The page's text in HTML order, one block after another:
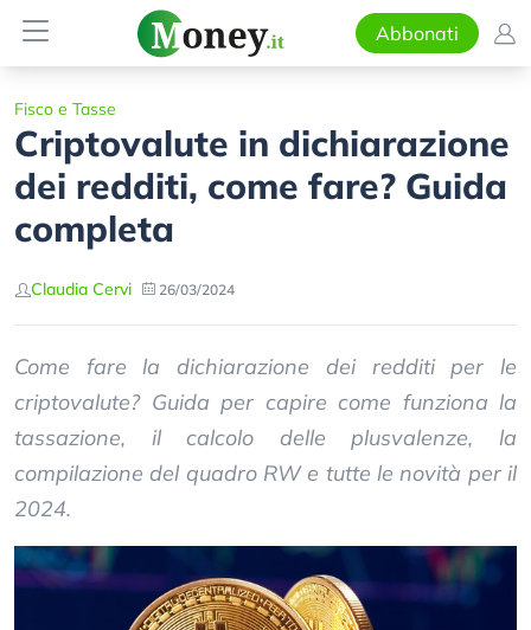
Abbonati
Fisco e Tasse
Criptovalute in dichiarazione
dei redditi, come fare? Guida
completa
Claudia Cervi 26/03/2024
Come fare la dichiarazione dei redditi per le
criptovalute? Guida per capire come funziona la
tassazione, il calcolo delle plusvalenze, la
compilazione del quadro RW e tutte le novità per il
2024.